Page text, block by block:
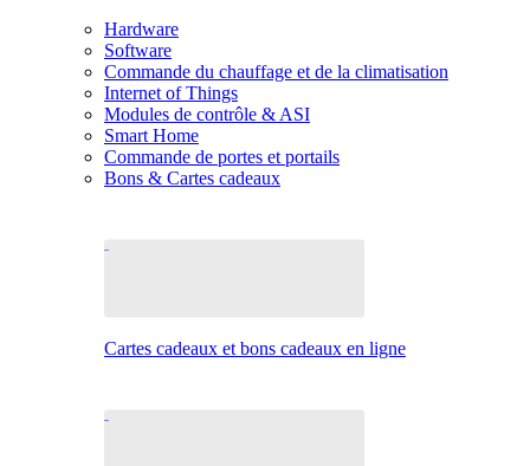
Hardware
Software
Commande du chauffage et de la climatisation
Internet of Things
Modules de contrôle & ASI
Smart Home
Commande de portes et portails
Bons & Cartes cadeaux
Cartes cadeaux et bons cadeaux en ligne